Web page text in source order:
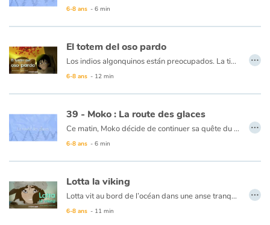
Ce livre est disponible en anglais :38 - Moko : The ever-changing land
6-8 ans - 6 min
El totem del oso pardo
Los indios algonquinos están preocupados. La tierra está tan profundamente dormida en la nieve del gran invierno que la primavera no llegará. La presa es escasa, la pesca es difícil en los lagos helados y las reservas de alimentos se reducen en las casas... ¿Qué hacer? Los ancianos dicen que deberíamos ir en busca de un oso legendario, el oso pardo más viejo del bosque. Dicen que su poder es tan grande que puede cambiar las estaciones ... El joven Isha Garra de oso se embarca en su rastro...
6-8 ans - 12 min
…
39 - Moko : La route des glaces
Ce matin, Moko décide de continuer sa quête du bout du monde. Alarick lui offre son bateau. La nuit tombe sans jamais faire revenir le jour. Il avance sur un océan sombre et soudain son bateau est pris par la glace. Il pense que le pays ne veut pas le laisser repartir. Implorant la glace de fondre, il joue de la flûte qu’Alarick lui avait offerte. La glace fond, son bateau reprend sa course et le jour se lève… Moko découvre et une nouvelle côte…
Ce livre est disponible en anglais :39 - Moko : The sea of ice
6-8 ans - 6 min
…
Lotta la viking
Lotta vit au bord de l’océan dans une anse tranquille qui abrite le drakkar de son père le chef Thorvald. Rêvant d’aventures et de grandes découvertes, elle se glisse en secret dans le drakkar de son père lorsque celui ci part en expédition. Mais le temps se gâte, le bateau s’égare et tout au fond des eaux sombres, le kraken guette ses proies … Heureusement Lotta a pris sa pierre magique ! La petite viking ne le sait pas encore, mais après ce voyage les vikings ne se perdront plus jamais en mer… Grâce à elle.
6-8 ans - 11 min
…